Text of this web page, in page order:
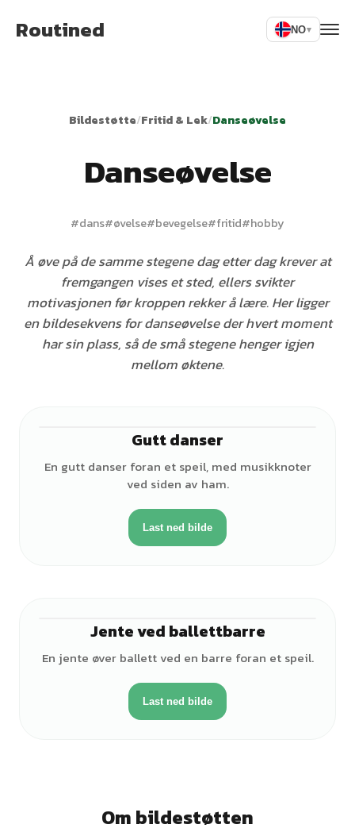
Routined NO▾
Bildestøtte/Fritid & Lek/Danseøvelse
Danseøvelse
#dans#øvelse#bevegelse#fritid#hobby
Å øve på de samme stegene dag etter dag krever at
fremgangen vises et sted, ellers svikter
motivasjonen før kroppen rekker å lære. Her ligger
en bildesekvens for danseøvelse der hvert moment
har sin plass, så de små stegene henger igjen
mellom øktene.
Gutt danser
En gutt danser foran et speil, med musikknoter
ved siden av ham.
Last ned bilde
Jente ved ballettbarre
En jente øver ballett ved en barre foran et speil.
Last ned bilde
Om bildestøtten